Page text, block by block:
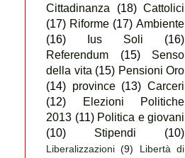
Cittadinanza
(18) Cattolici
(17) Riforme (17) Ambiente
(16)
Ius Soli
(16)
Referendum
(15)
Senso
della vita (15) Pensioni Oro
(14) province (13) Carceri
(12)
Elezioni Politiche
2013 (11) Politica e giovani
(10)
Stipendi (10)
Liberalizzazioni (9)
Libertà di